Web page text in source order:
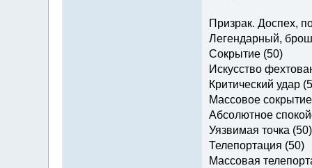
Призрак. Доспех,
Легендарный,
Сокрытие (50)
Искусство
Критический удар
Массовое
Абсолютное
Уязвимая точка (50)
Телепортация (50)
Массовая